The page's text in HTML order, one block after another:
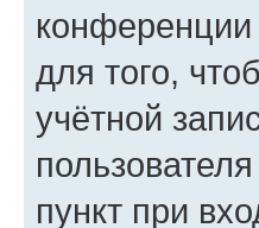
конференции
для того,
учётной
пункт при